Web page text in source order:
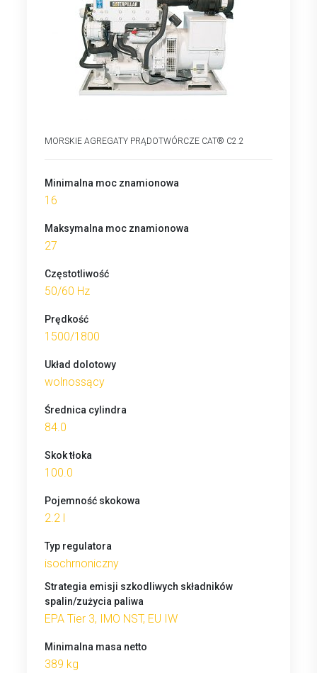
MORSKIE AGREGATY PRĄDOTWÓRCZE CAT® C2.2
Minimalna moc znamionowa
16
Maksymalna moc znamionowa
27
Częstotliwość
50/60 Hz
Prędkość
1500/1800
Układ dolotowy
wolnossący
Średnica cylindra
84.0
Skok tłoka
100.0
Pojemność skokowa
2.2 l
Typ regulatora
isochrnoniczny
Strategia emisji szkodliwych składników
spalin/zużycia paliwa
EPA Tier 3, IMO NST, EU IW
Minimalna masa netto
389 kg